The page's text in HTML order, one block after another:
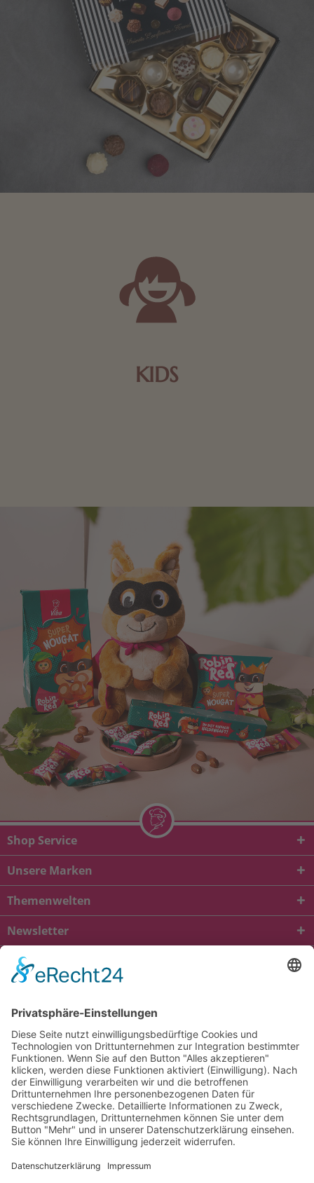
KIDS
Shop Service
Unsere Marken
Themenwelten
Newsletter
* Alle Preise inkl. gesetzl. Mehrwertsteuer zzgl.
und ggf.
Nachnahmegebühren, wenn nicht anders beschrieben
viba.de
4.90von5.00bei1685
Kontakt Versandkosten und Lieferung
Zahlungsarten
FAQ – Häufig gestellte Fragen
Mein Konto
Allgemeine Geschäftsbedingungen
Datenschutz
Impressum
Barrierefreiheit
Cookie-Einstellungen
Widerrufsbelehrung
Vertrag widerrufen